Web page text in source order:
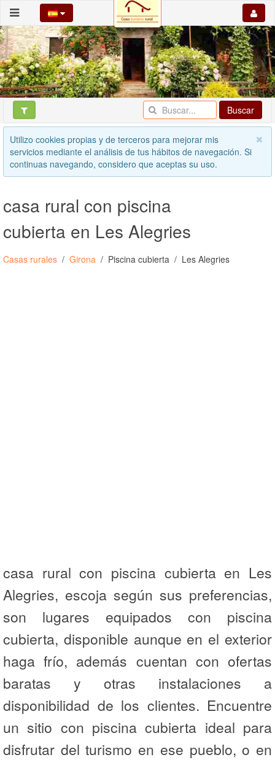
Buscar
Utilizo cookies propias y de terceros para mejorar mis
servicios mediante el análisis de tus hábitos de navegación. Si
continuas navegando, considero que aceptas su uso.
casa rural con piscina
cubierta en Les Alegries
Casas rurales Girona Piscina cubierta Les Alegries
casa rural con piscina cubierta en Les
Alegries, escoja según sus preferencias,
son lugares equipados con piscina
cubierta, disponible aunque en el exterior
haga frío, además cuentan con ofertas
baratas y otras instalaciones a
disponibilidad de los clientes. Encuentre
un sitio con piscina cubierta ideal para
disfrutar del turismo en ese pueblo, o en